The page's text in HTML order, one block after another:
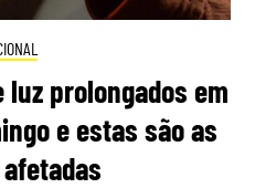
prolongados em
e estas são as